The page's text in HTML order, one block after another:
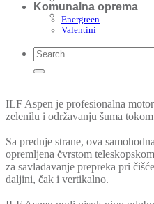
Komunalna oprema
Energreen
Valentini
ILF Aspen je profesionalna
zelenilu i održavanju šuma
Sa prednje strane, ova
opremljena čvrstom
za savladavanje prepreka pri
daljini, čak i vertikalno.